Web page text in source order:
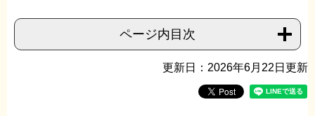
ページ内目次
更新日：2026年6月22日更新